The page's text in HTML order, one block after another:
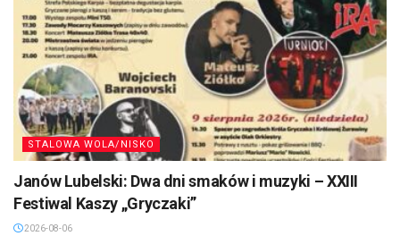
STALOWA WOLA/NISKO
Janów Lubelski: Dwa dni smaków i muzyki – XXIII
Festiwal Kaszy „Gryczaki”
2026-08-06